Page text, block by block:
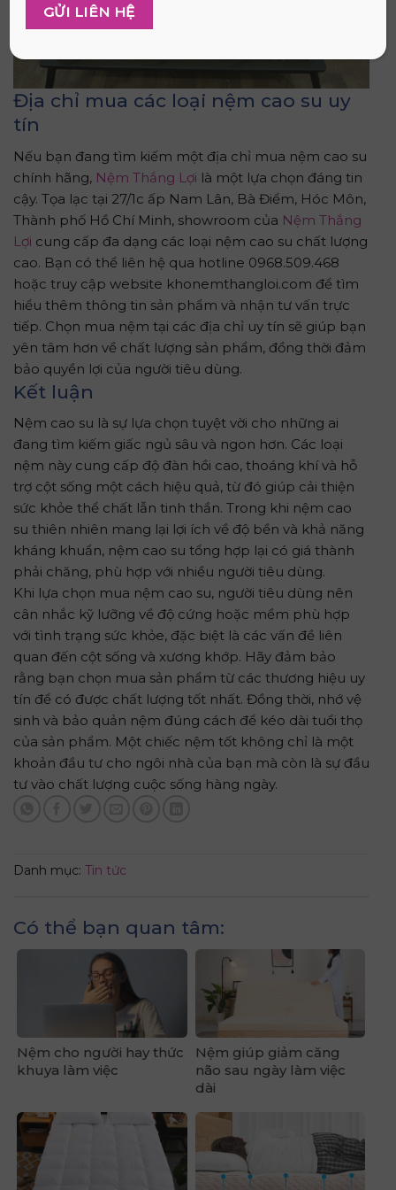
Địa chỉ mua các loại nệm cao su uy
tín
Nếu bạn đang tìm kiếm một địa chỉ mua nệm cao su
chính hãng, Nệm Thắng Lợi là một lựa chọn đáng tin
cậy. Tọa lạc tại 27/1c ấp Nam Lân, Bà Điểm, Hóc Môn,
Thành phố Hồ Chí Minh, showroom của Nệm Thắng
Lợi cung cấp đa dạng các loại nệm cao su chất lượng
cao. Bạn có thể liên hệ qua hotline 0968.509.468
hoặc truy cập website khonemthangloi.com để tìm
hiểu thêm thông tin sản phẩm và nhận tư vấn trực
tiếp. Chọn mua nệm tại các địa chỉ uy tín sẽ giúp bạn
yên tâm hơn về chất lượng sản phẩm, đồng thời đảm
bảo quyền lợi của người tiêu dùng.
Kết luận
Nệm cao su là sự lựa chọn tuyệt vời cho những ai
đang tìm kiếm giấc ngủ sâu và ngon hơn. Các loại
nệm này cung cấp độ đàn hồi cao, thoáng khí và hỗ
trợ cột sống một cách hiệu quả, từ đó giúp cải thiện
sức khỏe thể chất lẫn tinh thần. Trong khi nệm cao
su thiên nhiên mang lại lợi ích về độ bền và khả năng
kháng khuẩn, nệm cao su tổng hợp lại có giá thành
phải chăng, phù hợp với nhiều người tiêu dùng.
Khi lựa chọn mua nệm cao su, người tiêu dùng nên
cân nhắc kỹ lưỡng về độ cứng hoặc mềm phù hợp
với tình trạng sức khỏe, đặc biệt là các vấn đề liên
quan đến cột sống và xương khớp. Hãy đảm bảo
rằng bạn chọn mua sản phẩm từ các thương hiệu uy
tín để có được chất lượng tốt nhất. Đồng thời, nhớ vệ
sinh và bảo quản nệm đúng cách để kéo dài tuổi thọ
của sản phẩm. Một chiếc nệm tốt không chỉ là một
khoản đầu tư cho ngôi nhà của bạn mà còn là sự đầu
tư vào chất lượng cuộc sống hàng ngày.
Danh mục: Tin tức
Có thể bạn quan tâm:
Nệm cho người hay thức
khuya làm việc
Nệm giúp giảm căng
não sau ngày làm việc
dài